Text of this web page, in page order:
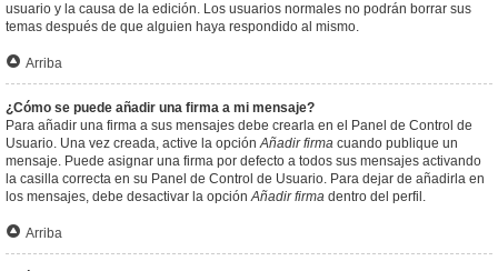
usuario y la causa de la edición. Los usuarios normales no podrán borrar sus
temas después de que alguien haya respondido al mismo.
Arriba
¿Cómo se puede añadir una firma a mi mensaje?
Para añadir una firma a sus mensajes debe crearla en el Panel de Control de
Usuario. Una vez creada, active la opciónAñadir firma cuando publique un
mensaje. Puede asignar una firma por defecto a todos sus mensajes activando
la casilla correcta en su Panel de Control de Usuario. Para dejar de añadirla en
los mensajes, debe desactivar la opciónAñadir firma dentro del perfil.
Arriba